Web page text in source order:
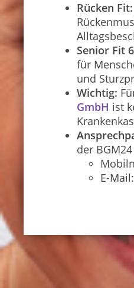
Rücken Fit:
Senior Fit
für
und
Wichtig:
GmbH ist
der
E-Mail: